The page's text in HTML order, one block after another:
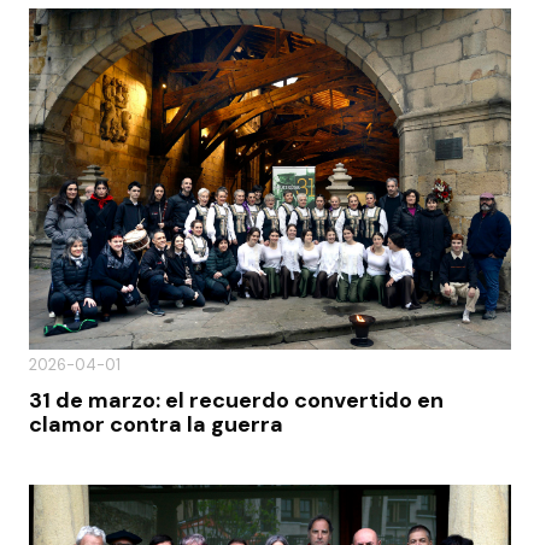
2026-04-01
31 de marzo: el recuerdo convertido en
clamor contra la guerra